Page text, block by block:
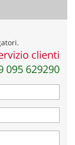
clienti
095 629290